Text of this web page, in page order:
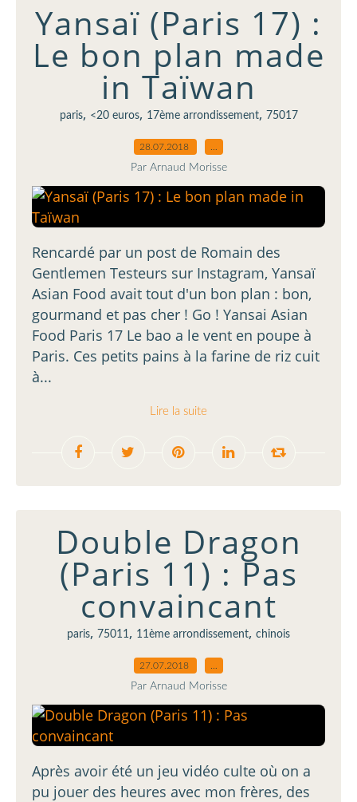
Yansaï (Paris 17) :
Le bon plan made
in Taïwan
paris, <20 euros, 17ème arrondissement, 75017
28.07.2018
Par Arnaud Morisse
Rencardé par un post de Romain des
Gentlemen Testeurs sur Instagram, Yansaï
Asian Food avait tout d'un bon plan : bon,
gourmand et pas cher ! Go ! Yansai Asian
Food Paris 17 Le bao a le vent en poupe à
Paris. Ces petits pains à la farine de riz cuit
à...
Lire la suite
Double Dragon
(Paris 11) : Pas
convaincant
paris, 75011, 11ème arrondissement, chinois
27.07.2018
Par Arnaud Morisse
Après avoir été un jeu vidéo culte où on a
pu jouer des heures avec mon frères, des